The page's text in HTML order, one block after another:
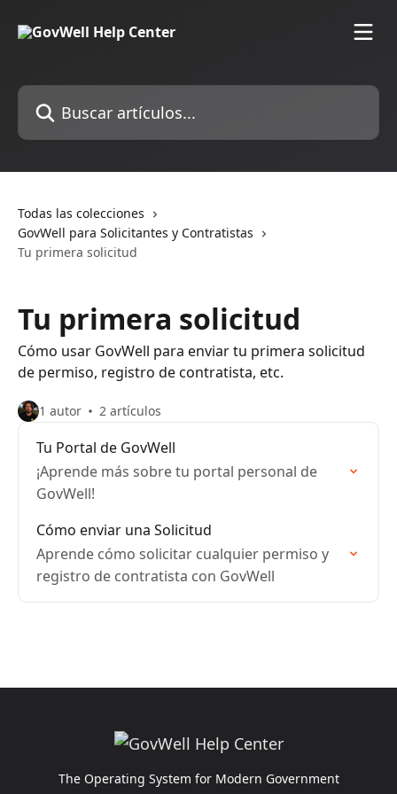
Buscar artículos...
Todas las colecciones
GovWell para Solicitantes y Contratistas
Tu primera solicitud
Tu primera solicitud
Cómo usar GovWell para enviar tu primera solicitud
de permiso, registro de contratista, etc.
1 autor 2 artículos
Tu Portal de GovWell
¡Aprende más sobre tu portal personal de
GovWell!
Cómo enviar una Solicitud
Aprende cómo solicitar cualquier permiso y
registro de contratista con GovWell
The Operating System for Modern Government